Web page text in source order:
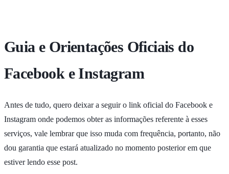
Guia e Orientações Oficiais do
Facebook e Instagram
Antes de tudo, quero deixar a seguir o link oficial do Facebook e
Instagram onde podemos obter as informações referente à esses
serviços, vale lembrar que isso muda com frequência, portanto, não
dou garantia que estará atualizado no momento posterior em que
estiver lendo esse post.